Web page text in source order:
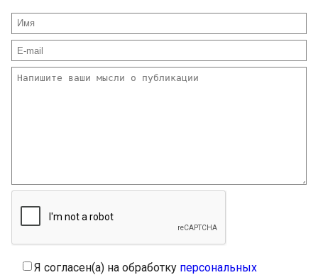
Я согласен(а) на обработку персональных